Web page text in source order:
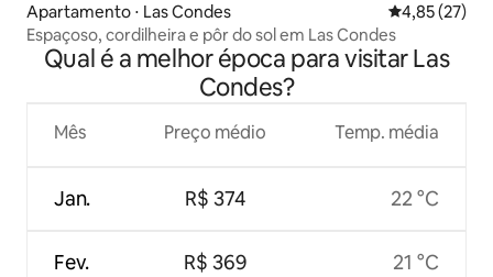
Apartamento ⋅ Las Condes 4,85 de uma
4,85 (27)
Espaçoso, cordilheira e pôr do sol em Las Condes
Qual é a melhor época para visitar Las
Condes?
Mês
Jan.
Fev.
Preço médio
R$ 374
R$ 369
Temp. média
22 °C
21 °C